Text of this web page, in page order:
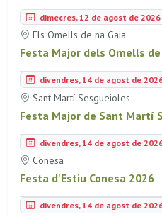
dimecres, 12 de agost de 2026
Els Omells de na Gaia
Festa Major dels Omells
divendres, 14 de agost de
Sant Martí Sesgueioles
Festa Major de Sant Martí
divendres, 14 de agost de
Conesa
Festa d'Estiu Conesa 2026
divendres, 14 de agost de